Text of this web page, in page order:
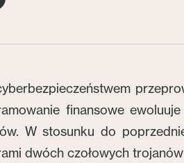
finansowe
W stosunku do
dwóch czołowych